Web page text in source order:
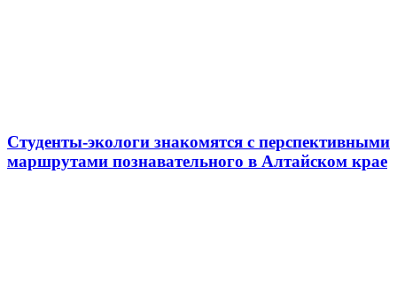
Студенты-экологи знакомятся с перспективными
маршрутами познавательного в Алтайском крае